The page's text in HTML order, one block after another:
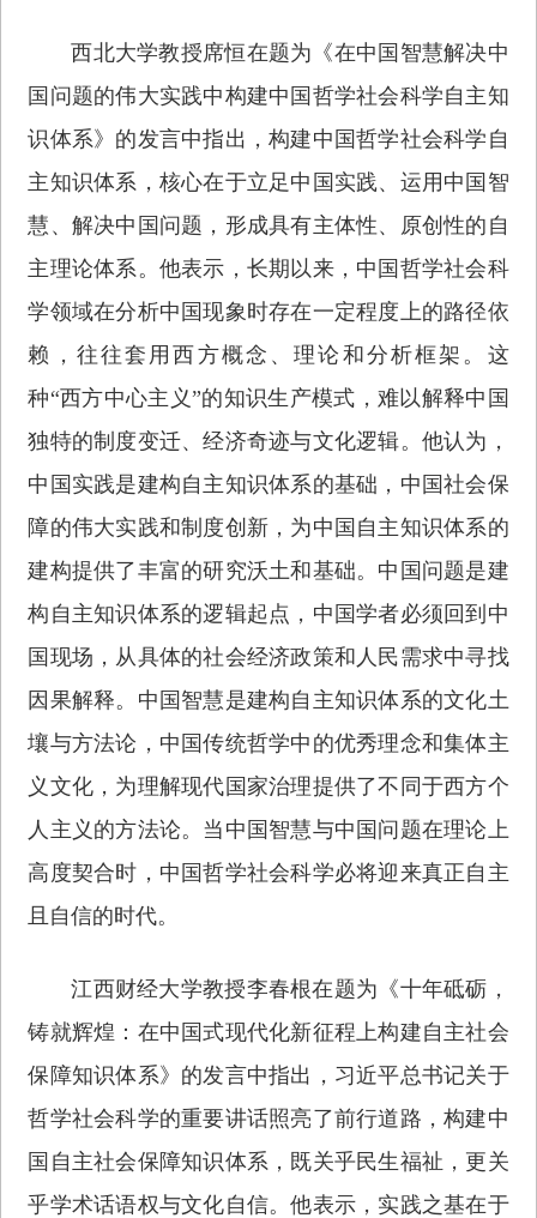
西北大学教授席恒在题为《在中国智慧解决中
国问题的伟大实践中构建中国哲学社会科学自主知
识体系》的发言中指出，构建中国哲学社会科学自
主知识体系，核心在于立足中国实践、运用中国智
慧、解决中国问题，形成具有主体性、原创性的自
主理论体系。他表示，长期以来，中国哲学社会科
学领域在分析中国现象时存在一定程度上的路径依
赖，往往套用西方概念、理论和分析框架。这
种“西方中心主义”的知识生产模式，难以解释中国
独特的制度变迁、经济奇迹与文化逻辑。他认为，
中国实践是建构自主知识体系的基础，中国社会保
障的伟大实践和制度创新，为中国自主知识体系的
建构提供了丰富的研究沃土和基础。中国问题是建
构自主知识体系的逻辑起点，中国学者必须回到中
国现场，从具体的社会经济政策和人民需求中寻找
因果解释。中国智慧是建构自主知识体系的文化土
壤与方法论，中国传统哲学中的优秀理念和集体主
义文化，为理解现代国家治理提供了不同于西方个
人主义的方法论。当中国智慧与中国问题在理论上
高度契合时，中国哲学社会科学必将迎来真正自主
且自信的时代。
江西财经大学教授李春根在题为《十年砥砺，
铸就辉煌：在中国式现代化新征程上构建自主社会
保障知识体系》的发言中指出，习近平总书记关于
哲学社会科学的重要讲话照亮了前行道路，构建中
国自主社会保障知识体系，既关乎民生福祉，更关
乎学术话语权与文化自信。他表示，实践之基在于